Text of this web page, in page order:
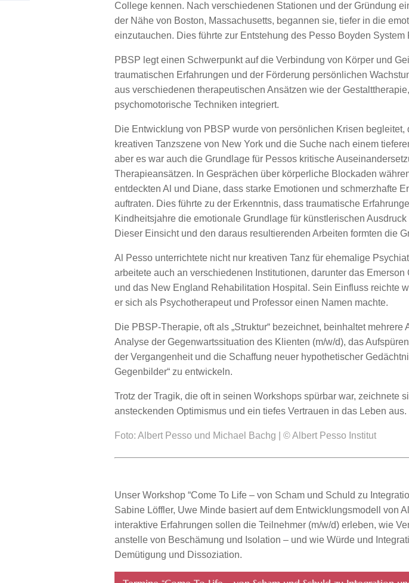
College kennen. Nach verschiedenen Stationen und der Gründung
der Nähe von Boston, Massachusetts, begannen sie, tiefer in die
einzutauchen. Dies führte zur Entstehung des Pesso Boyden System
PBSP legt einen Schwerpunkt auf die Verbindung von Körper und
traumatischen Erfahrungen und der Förderung persönlichen
aus verschiedenen therapeutischen Ansätzen wie der
psychomotorische Techniken integriert.
Die Entwicklung von PBSP wurde von persönlichen Krisen begleitet,
kreativen Tanzszene von New York und die Suche nach einem
aber es war auch die Grundlage für Pessos kritische
Therapieansätzen. In Gesprächen über körperliche Blockaden
entdeckten Al und Diane, dass starke Emotionen und schmerzhafte
auftraten. Dies führte zu der Erkenntnis, dass traumatische
Kindheitsjahre die emotionale Grundlage für künstlerischen
Dieser Einsicht und den daraus resultierenden Arbeiten formten die
Al Pesso unterrichtete nicht nur kreativen Tanz für ehemalige
arbeitete auch an verschiedenen Institutionen, darunter das Emerson
und das New England Rehabilitation Hospital. Sein Einfluss reichte
er sich als Psychotherapeut und Professor einen Namen machte.
Die PBSP-Therapie, oft als „Struktur“ bezeichnet, beinhaltet mehrere
Analyse der Gegenwartssituation des Klienten (m/w/d), das
der Vergangenheit und die Schaffung neuer hypothetischer
Gegenbilder“ zu entwickeln.
Trotz der Tragik, die oft in seinen Workshops spürbar war, zeichnete
ansteckenden Optimismus und ein tiefes Vertrauen in das Leben aus.
Foto: Albert Pesso und Michael Bachg | © Albert Pesso Institut
Unser Workshop “Come To Life – von Scham und Schuld zu
Sabine Löffler, Uwe Minde basiert auf dem Entwicklungsmodell von
interaktive Erfahrungen sollen die Teilnehmer (m/w/d) erleben, wie
anstelle von Beschämung und Isolation – und wie Würde und
Demütigung und Dissoziation.